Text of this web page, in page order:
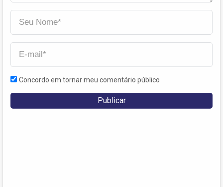
Concordo em tornar meu comentário público